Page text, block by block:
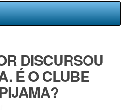
DISCURSOU
É O CLUBE